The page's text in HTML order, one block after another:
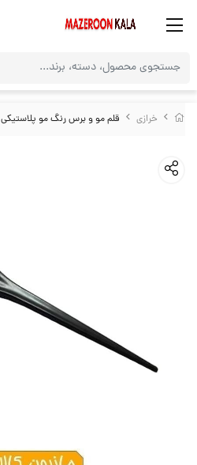
خرازی قلم مو و برس رنگ مو پلاستیکی ZGM-001